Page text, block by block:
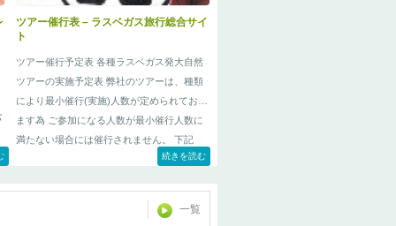
ツアー催行表 – ラスベガス旅行総合サイ
ト
ツアー催行予定表 各種ラスベガス発大自然
ツアーの実施予定表 弊社のツアーは、種類
により最小催行(実施)人数が定められており
ます為 ご参加になる人数が最小催行人数に
満たない場合には催行されません。 下記
ツアー催行表 – ラスベガス旅行総合サイト
もっと読む »
続きを読む
一覧